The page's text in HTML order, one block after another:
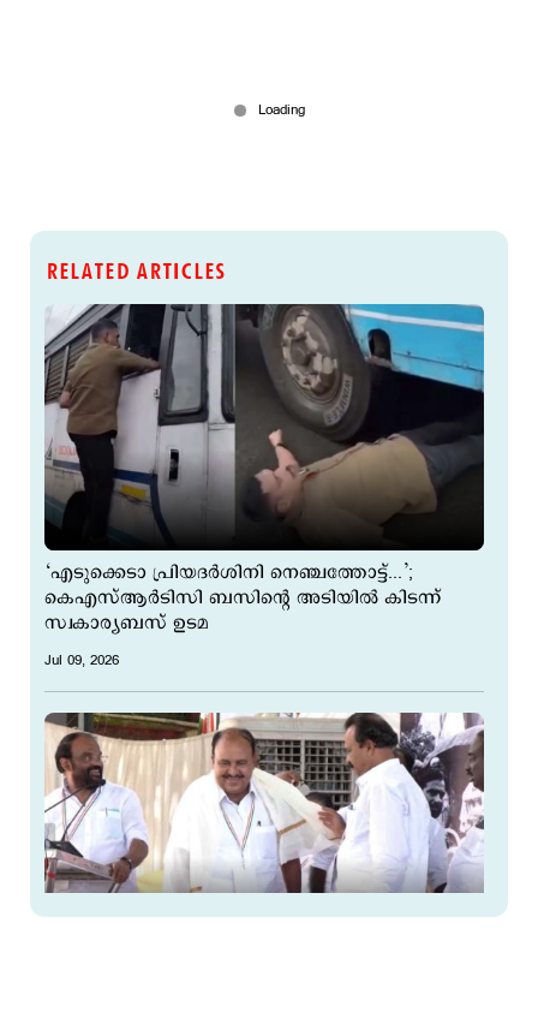
RELATED ARTICLES
‘എടുക്കെടാ പ്രിയദര്‍ശിനി നെഞ്ചത്തോട്ട്...’;
കെഎസ്ആര്‍ടിസി ബസിന്റെ അടിയില്‍ കിടന്ന്
സ്വകാര്യബസ് ഉടമ
Jul 09, 2026